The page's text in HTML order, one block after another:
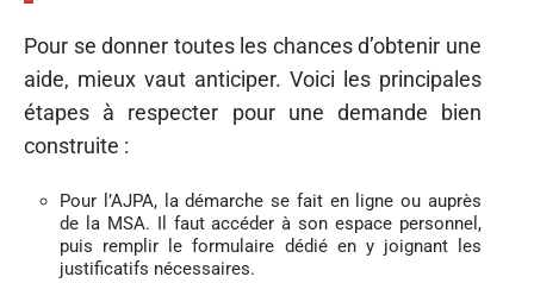
Pour se donner toutes les chances d’obtenir une
aide, mieux vaut anticiper. Voici les principales
étapes à respecter pour une demande bien
construite :
Pour l’AJPA, la démarche se fait en ligne ou auprès
de la MSA. Il faut accéder à son espace personnel,
puis remplir le formulaire dédié en y joignant les
justificatifs nécessaires.